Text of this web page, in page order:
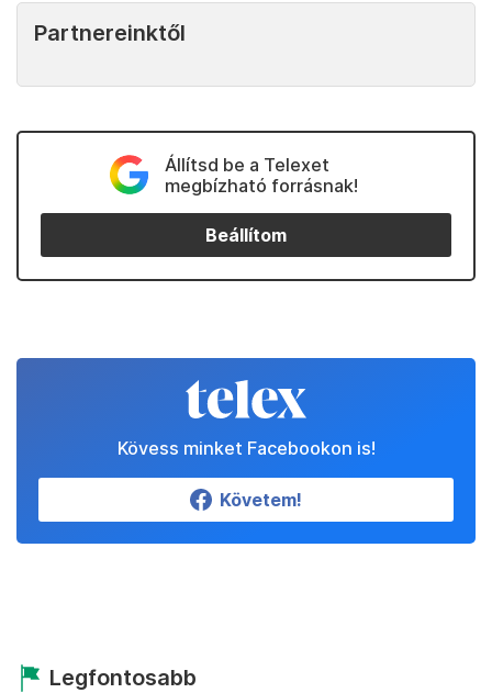
Partnereinktől
Állítsd be a Telexet
megbízható forrásnak!
Beállítom
Kövess minket Facebookon is!
Követem!
Legfontosabb